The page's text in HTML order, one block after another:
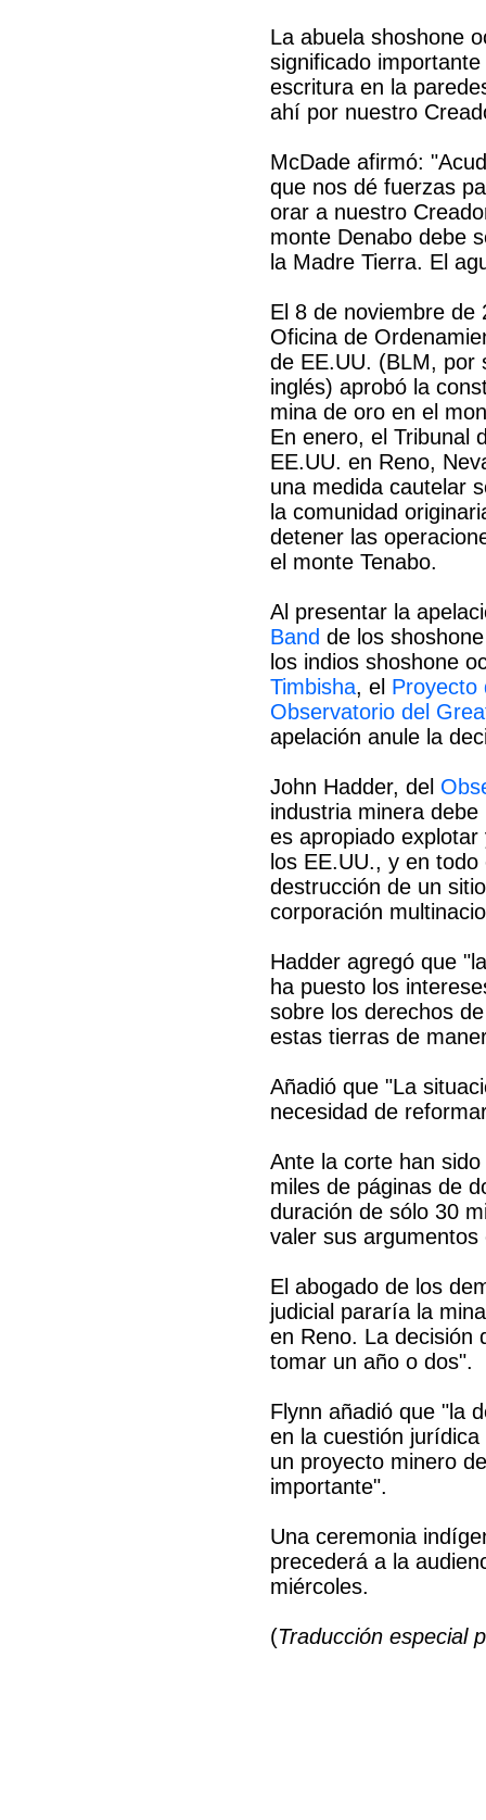
La abuela shoshone
significado
escritura en la
ahí por nuestro
McDade afirmó:
que nos dé fuerzas
orar a nuestro
monte Denabo debe
la Madre Tierra. El
El 8 de noviembre de
Oficina de
de EE.UU. (BLM, por
inglés) aprobó la
mina de oro en el
En enero, el Tribunal
EE.UU. en Reno,
una medida cautelar
la comunidad
detener las
el monte Tenabo.
Al presentar la
Band de los
los indios shoshone
Timbisha, el Proyecto
Observatorio del
apelación anule la
John Hadder, del
industria minera
es apropiado
los EE.UU., y en
destrucción de un
corporación
Hadder agregó que
ha puesto los
sobre los derechos
estas tierras de
Añadió que "La
necesidad de
Ante la corte han
miles de páginas de
duración de sólo 30
valer sus argumentos
El abogado de los
judicial pararía la
en Reno. La decisión
tomar un año o dos".
Flynn añadió que "la
en la cuestión
un proyecto minero
importante".
Una ceremonia
precederá a la
miércoles.
(Traducción especial